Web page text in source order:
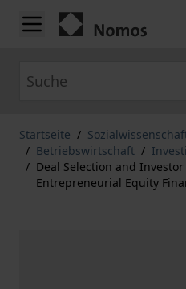
Zum Inhalt springen
Startseite /
/ Betriebswirtschaft /
/ Deal Selection and
Entrepreneurial Equity